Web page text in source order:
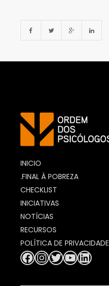
INICIO
.FINAL À POBREZA
CHECKLIST
INICIATIVAS
NOTÍCIAS
RECURSOS
POLÍTICA DE PRIVACIDADE
Facebook InstagramTwitter YouTube LinkedIn